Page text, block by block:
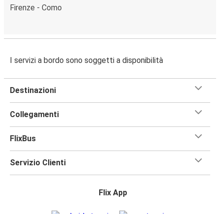
Firenze - Como
I servizi a bordo sono soggetti a disponibilità
Destinazioni
Collegamenti
FlixBus
Servizio Clienti
Flix App